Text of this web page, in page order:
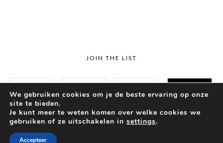
JOIN THE LIST
© 2018 SUSZIE
We gebruiken cookies om je de beste ervaring op onze
site te bieden.
Je kunt meer te weten komen over welke cookies we
gebruiken of ze uitschakelen in settings.
Accepteer